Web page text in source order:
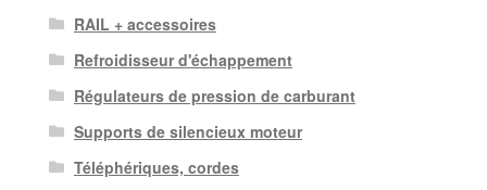
RAIL + accessoires
Refroidisseur d'échappement
Régulateurs de pression de carburant
Supports de silencieux moteur
Téléphériques, cordes